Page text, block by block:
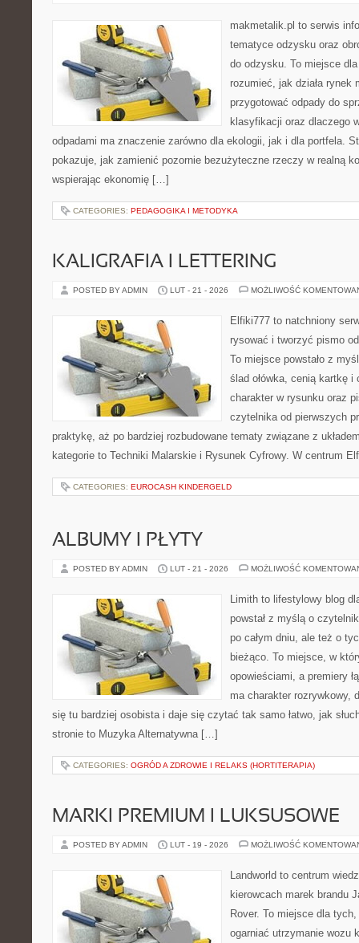
makmetalik.pl to serwis
tematyce odzysku oraz
do odzysku. To miejsce
rozumieć, jak działa rynek
przygotować odpady do
klasyfikacji oraz dlaczego
odpadami ma znaczenie zarówno dla ekologii, jak i dla portfela.
pokazuje, jak zamienić pozornie bezużyteczne rzeczy w realną
wspierając ekonomię […]
CATEGORIES: PEDAGOGIKA I METODYKA
KALIGRAFIA I LETTERING
POSTED BY ADMIN LUT - 21 - 2026 MOŻLIWOŚĆ
Elfiki777 to natchniony
rysować i tworzyć pismo
To miejsce powstało z
ślad ołówka, cenią kartkę i
charakter w rysunku oraz
czytelnika od pierwszych
praktykę, aż po bardziej rozbudowane tematy związane z
kategorie to Techniki Malarskie i Rysunek Cyfrowy. W centrum
CATEGORIES: EUROCASH KINDERGELD
ALBUMY I PŁYTY
POSTED BY ADMIN LUT - 21 - 2026 MOŻLIWOŚĆ
Limith to lifestylowy blog
powstał z myślą o
po całym dniu, ale też o
bieżąco. To miejsce, w
opowieściami, a premiery
ma charakter rozrywkowy,
się tu bardziej osobista i daje się czytać tak samo łatwo, jak
stronie to Muzyka Alternatywna […]
CATEGORIES: OGRÓD A ZDROWIE I RELAKS (HORTITERAPIA)
MARKI PREMIUM I LUKSUSOWE
POSTED BY ADMIN LUT - 19 - 2026 MOŻLIWOŚĆ
Landworld to centrum
kierowcach marek brandu
Rover. To miejsce dla
ogarniać utrzymanie wozu